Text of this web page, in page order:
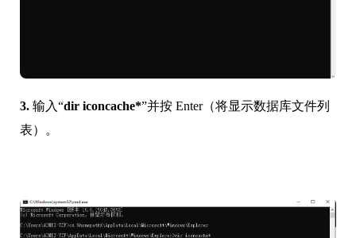
3. 输入“dir iconcache*”并按 Enter（将显示数据库文件列
表）。